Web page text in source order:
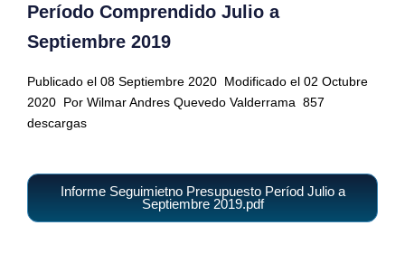
Período Comprendido Julio a
Septiembre 2019
Publicado el 08 Septiembre 2020 Modificado el 02 Octubre
2020 Por Wilmar Andres Quevedo Valderrama 857
descargas
Informe Seguimietno Presupuesto Períod Julio a
Septiembre 2019.pdf